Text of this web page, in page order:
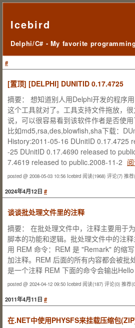
Icebird
Delphi/C# - My favorite
#
[置顶] [DELPHI] DUNITID 0.17.4725
摘要： 想知道别人用Delphi开发的程序
这个工具就对了。工具支持文件拖放，
说，可以很容易看到该软件作者是否使用
比如md5,rsa,des,blowfish,sha下载：
History:2011-05-16 DUnitID 0.17.4725
-25 DUnitID 0.17.4690 released to
7.4619 released to public.2008-11-2
posted @ 2008-05-03 10:56 Icebird 阅读(1968) 评论(7) 推荐
2024年4月12日 #
谈谈批处理文件里的注释
摘要： 在批处理文件中，注释主要用于
脚本的功能和逻辑。批处理文件中的注
用 REM 命令：REM 是 "Remark" 的缩
加注释。REM 后面的所有内容都会被批
是一个注释 REM 下面的命令会输出Hello
posted @ 2024-04-12 09:50 Icebird 阅读(187) 评论(0) 推荐
2011年4月11日 #
在.NET中使用PHYSFS来挂载压缩包